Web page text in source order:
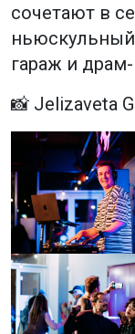
сочетают в
ньюскульный
гараж и
📸 Jelizaveta